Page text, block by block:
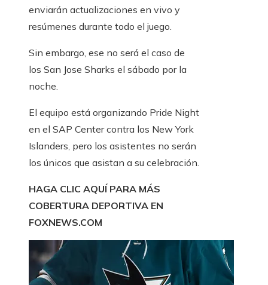
enviarán actualizaciones en vivo y
resúmenes durante todo el juego.
Sin embargo, ese no será el caso de
los San Jose Sharks el sábado por la
noche.
El equipo está organizando Pride Night
en el SAP Center contra los New York
Islanders, pero los asistentes no serán
los únicos que asistan a su celebración.
HAGA CLIC AQUÍ PARA MÁS
COBERTURA DEPORTIVA EN
FOXNEWS.COM